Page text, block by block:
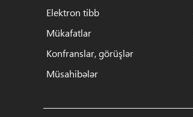
Elektron tibb
Mükafatlar
Konfranslar, görüşlər
Müsahibələr